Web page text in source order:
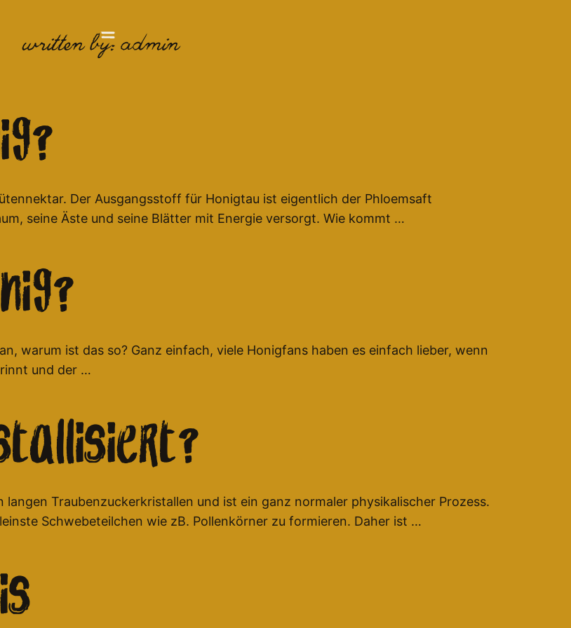
Written by: admin
Der Ausgangsstoff für Honigtau ist eigentlich der Phloemsaft
seine Äste und seine Blätter mit Energie versorgt. Wie kommt …
warum ist das so? Ganz einfach, viele Honigfans haben es einfach lieber, wenn
und der …
Traubenzuckerkristallen und ist ein ganz normaler physikalischer Prozess.
Schwebeteilchen wie zB. Pollenkörner zu formieren. Daher ist …